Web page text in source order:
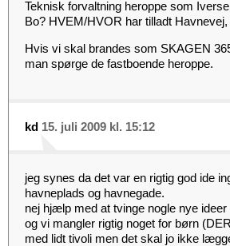
Teknisk forvaltning heroppe som
Bo? HVEM/HVOR har tilladt
Hvis vi skal brandes som SKAGEN
man spørge de fastboende heroppe.
kd 15. juli 2009 kl. 15:12
jeg synes da det var en rigtig god ide
havneplads og havnegade.
nej hjælp med at tvinge nogle nye ideer
og vi mangler rigtig noget for børn
med lidt tivoli men det skal jo ikke